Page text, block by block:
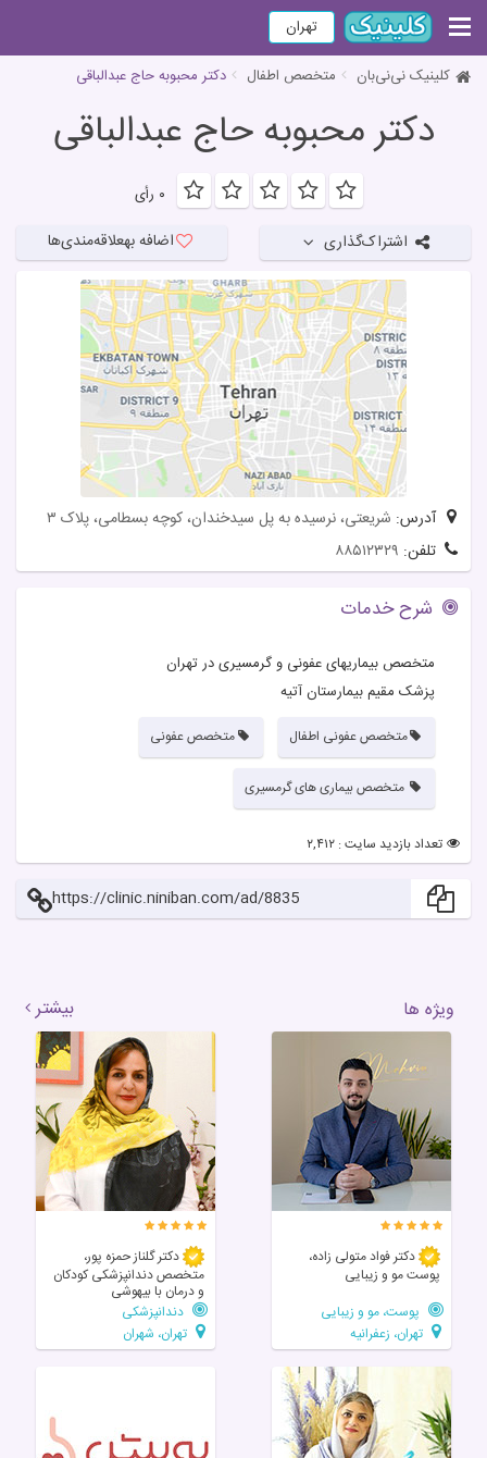
تهران
کلینیک نی‌نی‌بان متخصص اطفال دكتر محبوبه حاج عبدالباقی
دكتر محبوبه حاج عبدالباقی
۰ رأی
اشتراک‌گذاری اضافه بهعلاقه‌مندی‌ها
آدرس: شریعتی، نرسیده به پل سیدخندان، کوچه بسطامی، پلاک ۳
تلفن: ۸۸۵۱۲۳۲۹
شرح خدمات
متخصص بیماریهای عفونی و گرمسیری در تهران
پزشک مقیم بیمارستان آتیه
متخصص عفونی اطفال متخصص عفونی
متخصص بیماری های گرمسیری
تعداد بازدید سایت : ۲,۴۱۲
https://clinic.niniban.com/ad/8835
ویژه ها بیشتر
دکتر فواد متولی زاده،
پوست مو و زیبایی
پوست، مو و زیبایی
تهران، زعفرانیه
دکتر گلناز حمزه پور،
متخصص دندانپزشکی کودکان
و درمان با بیهوشی
دندانپزشکی
تهران، شهران